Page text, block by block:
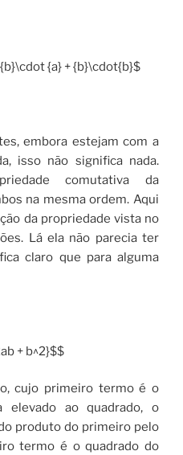
{a} + {b}\cdot{b}$
embora estejam com a
isso não significa nada.
comutativa da
na mesma ordem. Aqui
da propriedade vista no
Lá ela não parecia ter
claro que para alguma
+ b^2}$$
cujo primeiro termo é o
elevado ao quadrado, o
produto do primeiro pelo
termo é o quadrado do